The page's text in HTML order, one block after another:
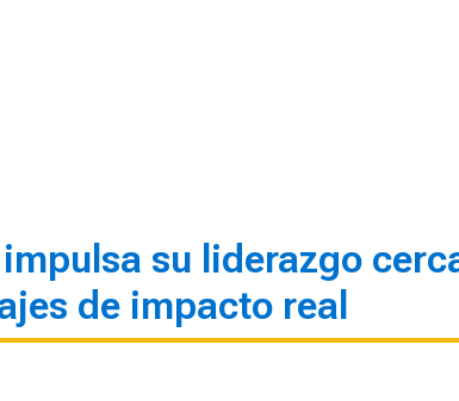
impulsa su liderazgo
de impacto real